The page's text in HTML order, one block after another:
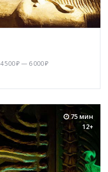
4 500 ₽ — 6 000 ₽
75 мин
12+